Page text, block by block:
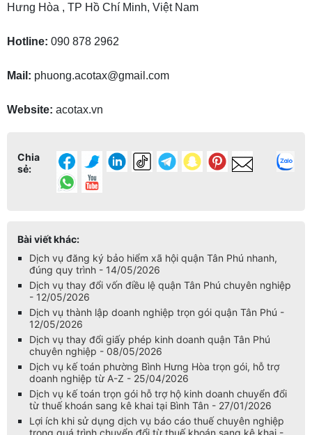
Hưng Hòa , TP Hồ Chí Minh, Việt Nam
Hotline: 090 878 2962
Mail: phuong.acotax@gmail.com
Website: acotax.vn
Chia
sẻ:
Bài viết khác:
Dịch vụ đăng ký bảo hiểm xã hội quận Tân Phú nhanh,
đúng quy trình - 14/05/2026
Dịch vụ thay đổi vốn điều lệ quận Tân Phú chuyên nghiệp
- 12/05/2026
Dịch vụ thành lập doanh nghiệp trọn gói quận Tân Phú -
12/05/2026
Dịch vụ thay đổi giấy phép kinh doanh quận Tân Phú
chuyên nghiệp - 08/05/2026
Dịch vụ kế toán phường Bình Hưng Hòa trọn gói, hỗ trợ
doanh nghiệp từ A-Z - 25/04/2026
Dịch vụ kế toán trọn gói hỗ trợ hộ kinh doanh chuyển đổi
từ thuế khoán sang kê khai tại Bình Tân - 27/01/2026
Lợi ích khi sử dụng dịch vụ báo cáo thuế chuyên nghiệp
trong quá trình chuyển đổi từ thuế khoán sang kê khai -